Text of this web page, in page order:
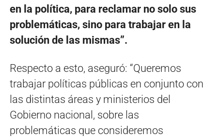
en la política, para reclamar no solo sus
problemáticas, sino para trabajar en la
solución de las mismas”.
Respecto a esto, aseguró: “Queremos
trabajar políticas públicas en conjunto con
las distintas áreas y ministerios del
Gobierno nacional, sobre las
problemáticas que consideremos